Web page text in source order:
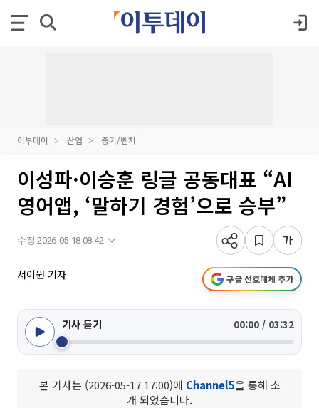
이투데이 산업 중기/벤처
이성파·이승훈 링글 공동대표 “AI
영어앱, ‘말하기 경험’으로 승부”
수정 2026-05-18 08:42
서이원 기자 구글 선호매체 추가
기사 듣기 00:00 / 03:32
본 기사는 (2026-05-17 17:00)에 Channel5을 통해 소
개 되었습니다.